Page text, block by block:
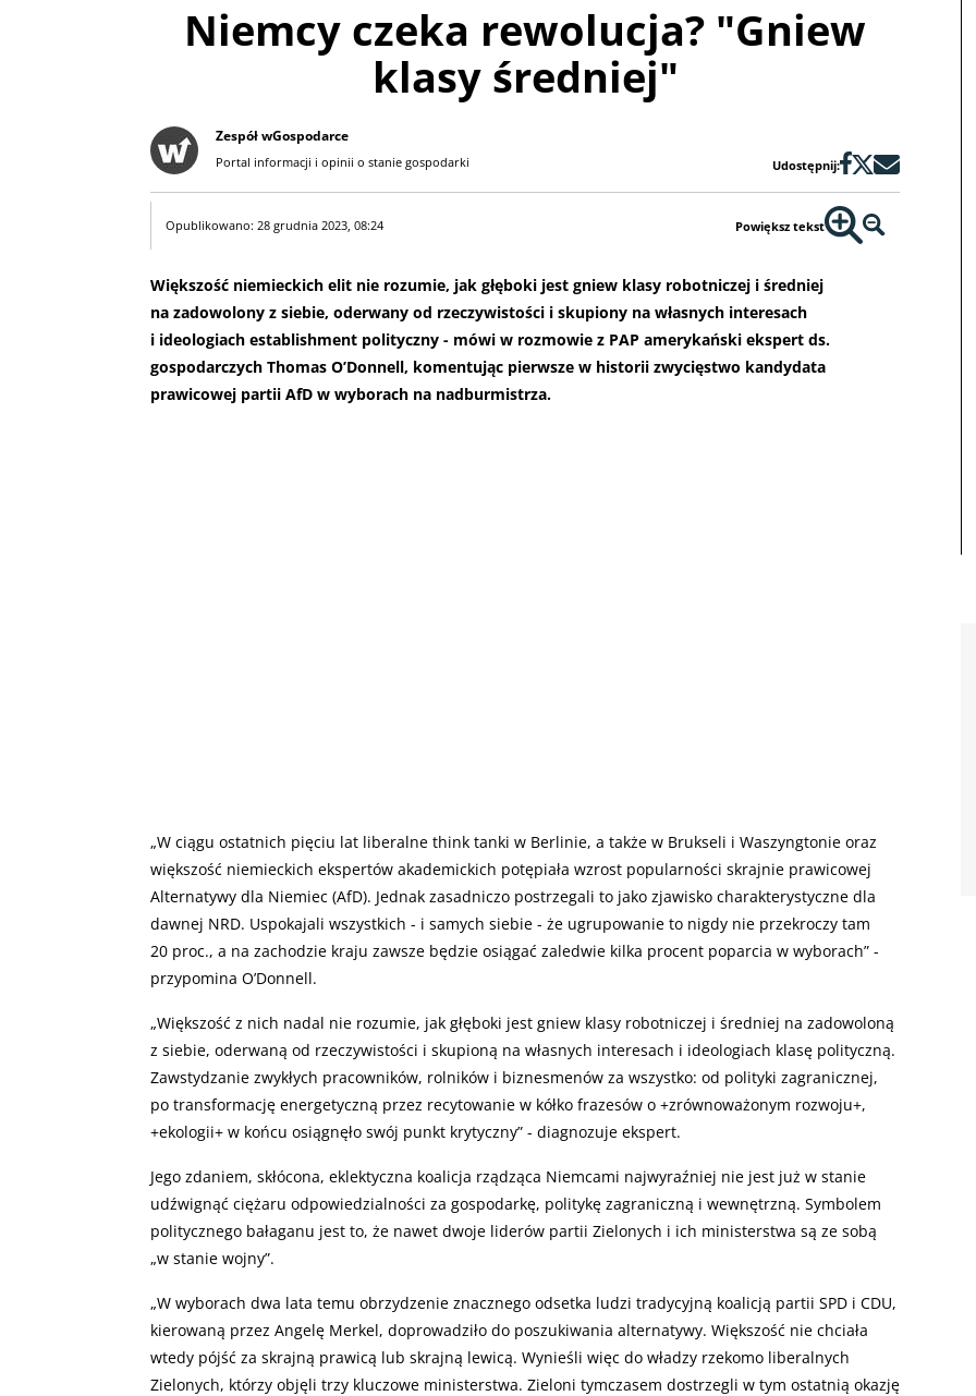
Niemcy czeka rewolucja? "Gniew
klasy średniej"
Zespół wGospodarce
Portal informacji i opinii o stanie gospodarki Udostępnij:
Opublikowano: 28 grudnia 2023, 08:24 Powiększ tekst
Większość niemieckich elit nie rozumie, jak głęboki jest gniew klasy robotniczej i średniej
na zadowolony z siebie, oderwany od rzeczywistości i skupiony na własnych interesach
i ideologiach establishment polityczny - mówi w rozmowie z PAP amerykański ekspert ds.
gospodarczych Thomas O’Donnell, komentując pierwsze w historii zwycięstwo kandydata
prawicowej partii AfD w wyborach na nadburmistrza.
„W ciągu ostatnich pięciu lat liberalne think tanki w Berlinie, a także w Brukseli i Waszyngtonie oraz
większość niemieckich ekspertów akademickich potępiała wzrost popularności skrajnie prawicowej
Alternatywy dla Niemiec (AfD). Jednak zasadniczo postrzegali to jako zjawisko charakterystyczne dla
dawnej NRD. Uspokajali wszystkich - i samych siebie - że ugrupowanie to nigdy nie przekroczy tam
20 proc., a na zachodzie kraju zawsze będzie osiągać zaledwie kilka procent poparcia w wyborach” -
przypomina O’Donnell.
„Większość z nich nadal nie rozumie, jak głęboki jest gniew klasy robotniczej i średniej na zadowoloną
z siebie, oderwaną od rzeczywistości i skupioną na własnych interesach i ideologiach klasę polityczną.
Zawstydzanie zwykłych pracowników, rolników i biznesmenów za wszystko: od polityki zagranicznej,
po transformację energetyczną przez recytowanie w kółko frazesów o +zrównoważonym rozwoju+,
+ekologii+ w końcu osiągnęło swój punkt krytyczny” - diagnozuje ekspert.
Jego zdaniem, skłócona, eklektyczna koalicja rządząca Niemcami najwyraźniej nie jest już w stanie
udźwignąć ciężaru odpowiedzialności za gospodarkę, politykę zagraniczną i wewnętrzną. Symbolem
politycznego bałaganu jest to, że nawet dwoje liderów partii Zielonych i ich ministerstwa są ze sobą
„w stanie wojny”.
„W wyborach dwa lata temu obrzydzenie znacznego odsetka ludzi tradycyjną koalicją partii SPD i CDU,
kierowaną przez Angelę Merkel, doprowadziło do poszukiwania alternatywy. Większość nie chciała
wtedy pójść za skrajną prawicą lub skrajną lewicą. Wynieśli więc do władzy rzekomo liberalnych
Zielonych, którzy objęli trzy kluczowe ministerstwa. Zieloni tymczasem dostrzegli w tym ostatnią okazję